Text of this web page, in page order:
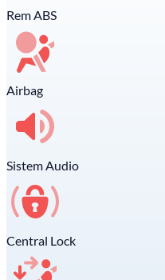
Rem ABS
Airbag
Sistem Audio
Central Lock